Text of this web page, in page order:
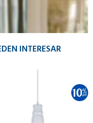
INTERESAR